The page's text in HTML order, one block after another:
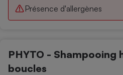
Présence d'allergènes
PHYTO - Shampooing
boucles